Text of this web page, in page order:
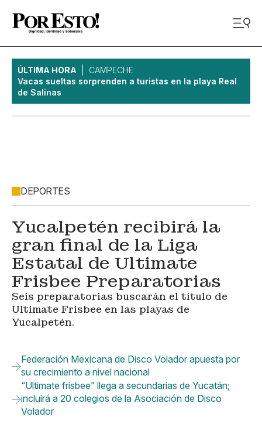
ÚLTIMA HORA
CAMPECHE
Vacas sueltas sorprenden a turistas en la playa Real
de Salinas
DEPORTES
Yucalpetén recibirá la
gran final de la Liga
Estatal de Ultimate
Frisbee Preparatorias
Seis preparatorias buscarán el título de
Ultimate Frisbee en las playas de
Yucalpetén.
Federación Mexicana de Disco Volador apuesta por
su crecimiento a nivel nacional
“Ultimate frisbee” llega a secundarias de Yucatán;
incluirá a 20 colegios de la Asociación de Disco
Volador